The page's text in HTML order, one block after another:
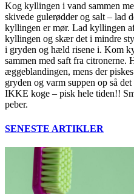
Kog kyllingen i vand sammen
skivede gulerødder og salt – lad
kyllingen er mør. Lad kyllingen
kyllingen og skær det i mindre
i gryden og hæld risene i. Kom
sammen med saft fra citronerne.
æggeblandingen, mens der
gryden og varm suppen op så
IKKE koge – pisk hele tiden!!
peber.
SENESTE ARTIKLER